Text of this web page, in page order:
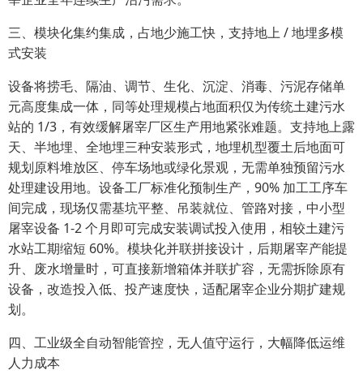
三、模块化集约集成，占地少施工快，支持地上 / 地埋多模
式安装
设备将捞毛、隔油、调节、生化、沉淀、消毒、污泥存储单
元高度集成一体，同等处理规模占地面积仅为传统土建污水
站的 1/3，有效缓解屠宰厂区生产用地紧张难题。支持地上露
天、半地埋、全地埋三种安装形式，地埋机型覆土后地面可
规划原料堆放区、停车场地或绿化景观，无需单独预留污水
处理建设用地。设备工厂标准化预制生产，90% 加工工序车
间完成，现场仅需基坑平整、吊装就位、管路对接，中小型
屠宰设备 1-2 个月即可完成安装调试投入使用，相较土建污
水站工期缩短 60%。模块化并联拼接设计，后期屠宰产能提
升、废水增量时，可直接新增箱体并联扩容，无需拆除原有
设备，改造投入低、投产速度快，适配屠宰企业分期扩建规
划。
四、工业级全自动智能管控，无人值守运行，大幅降低运维
人力成本